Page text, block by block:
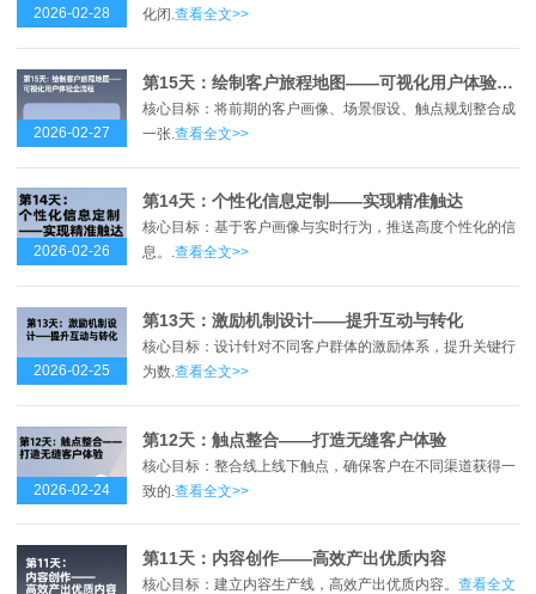
2026-02-28
化闭.查看全文>>
2026-02-27
第15天：绘制客户旅程地图——可视化用户体验全流程
核心目标：将前期的客户画像、场景假设、触点规划整合成
一张. 查看全文>>
2026-02-26
第14天：个性化信息定制——实现精准触达
核心目标：基于客户画像与实时行为，推送高度个性化的信
息。.查看全文>>
2026-02-25
第13天：激励机制设计——提升互动与转化
核心目标：设计针对不同客户群体的激励体系，提升关键行
为数.查看全文>>
2026-02-24
第12天：触点整合——打造无缝客户体验
核心目标：整合线上线下触点，确保客户在不同渠道获得一
致的. 查看全文>>
第11天：内容创作——高效产出优质内容
核心目标：建立内容生产线，高效产出优质内容。 查看全文